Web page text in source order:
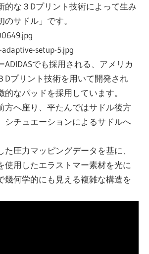
的な３Dプリント技術によって生み
サドル」です。
ADIDASでも採用される、アメリカ
Dプリント技術を用いて開発され
的なパッドを採用しています。
方へ座り、平たんではサドル後方
シチュエーションによるサドルへ
た圧力マッピングデータを基に、
使用したエラストマー素材を光に
幾何学的にも見える複雑な構造を